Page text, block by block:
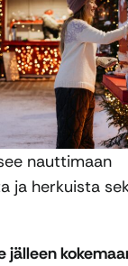
nauttimaan
ja herkuista
jälleen